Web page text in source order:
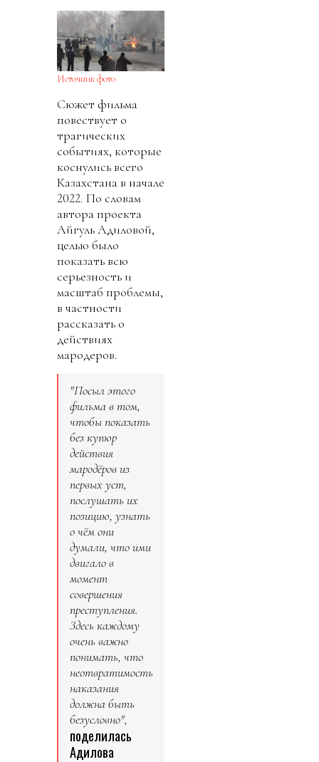
Источник фото
Сюжет фильма
повествует о
трагических
событиях, которые
коснулись всего
Казахстана в начале
2022. По словам
автора проекта
Айгуль Адиловой,
целью было
показать всю
серьезность и
масштаб проблемы,
в частности
рассказать о
действиях
мародеров.
"Посыл этого
фильма в том,
чтобы показать
без купюр
действия
мародёров из
первых уст,
послушать их
позицию, узнать
о чём они
думали, что ими
двигало в
момент
совершения
преступления.
Здесь каждому
очень важно
понимать, что
неотвратимость
наказания
должна быть
безусловно",
поделилась
Адилова